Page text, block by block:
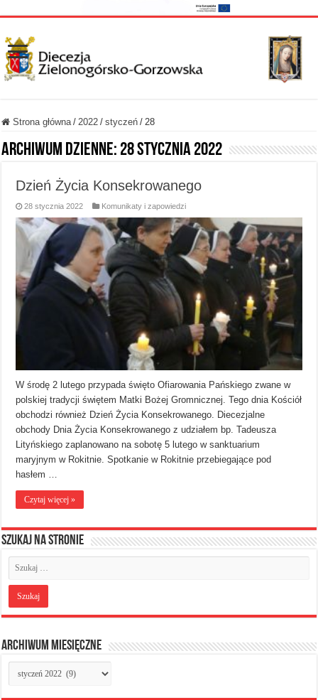
Strona główna / 2022 / styczeń / 28
Archiwum dzienne: 28 stycznia 2022
Dzień Życia Konsekrowanego
28 stycznia 2022 Komunikaty i zapowiedzi
W środę 2 lutego przypada święto Ofiarowania Pańskiego zwane w
polskiej tradycji świętem Matki Bożej Gromnicznej. Tego dnia Kościół
obchodzi również Dzień Życia Konsekrowanego. Diecezjalne
obchody Dnia Życia Konsekrowanego z udziałem bp. Tadeusza
Lityńskiego zaplanowano na sobotę 5 lutego w sanktuarium
maryjnym w Rokitnie. Spotkanie w Rokitnie przebiegające pod
hasłem …
Czytaj więcej »
Szukaj na stronie
Archiwum miesięczne
Archiwum
miesięczne